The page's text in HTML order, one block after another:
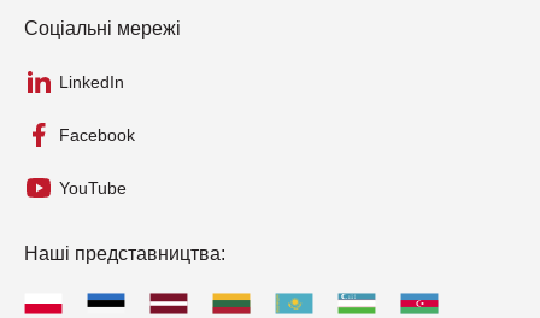
Наші представництва:
Соціальні мережі
LinkedIn
Facebook
YouTube